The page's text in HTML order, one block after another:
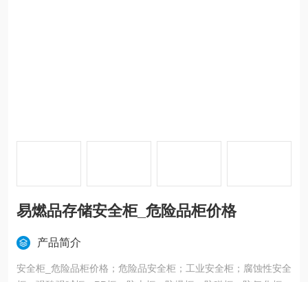
易燃品存储安全柜_危险品柜价格
产品简介
安全柜_危险品柜价格；危险品安全柜；工业安全柜；腐蚀性安全